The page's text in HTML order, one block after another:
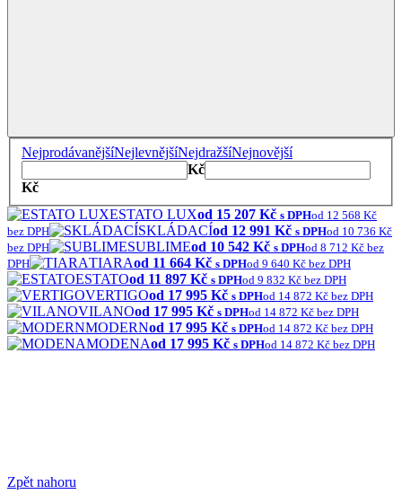
NejprodávanějšíNejlevnějšíNejdražšíNejnovější
Kč
Kč
ESTATO LUXod 15 207 Kč s DPHod 12 568 Kč
bez DPH
SKLÁDACÍod 12 991 Kč s DPHod 10 736 Kč
bez DPH
SUBLIMEod 10 542 Kč s DPHod 8 712 Kč bez
DPH
TIARAod 11 664 Kč s DPHod 9 640 Kč bez DPH
ESTATOod 11 897 Kč s DPHod 9 832 Kč bez DPH
VERTIGOod 17 995 Kč s DPHod 14 872 Kč bez DPH
VILANOod 17 995 Kč s DPHod 14 872 Kč bez DPH
MODERNod 17 995 Kč s DPHod 14 872 Kč bez DPH
MODENAod 17 995 Kč s DPHod 14 872 Kč bez DPH
Zpět nahoru